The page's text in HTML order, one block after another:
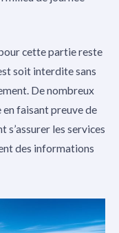
cette partie reste
soit interdite sans
De nombreux
faisant preuve de
s’assurer les services
des informations